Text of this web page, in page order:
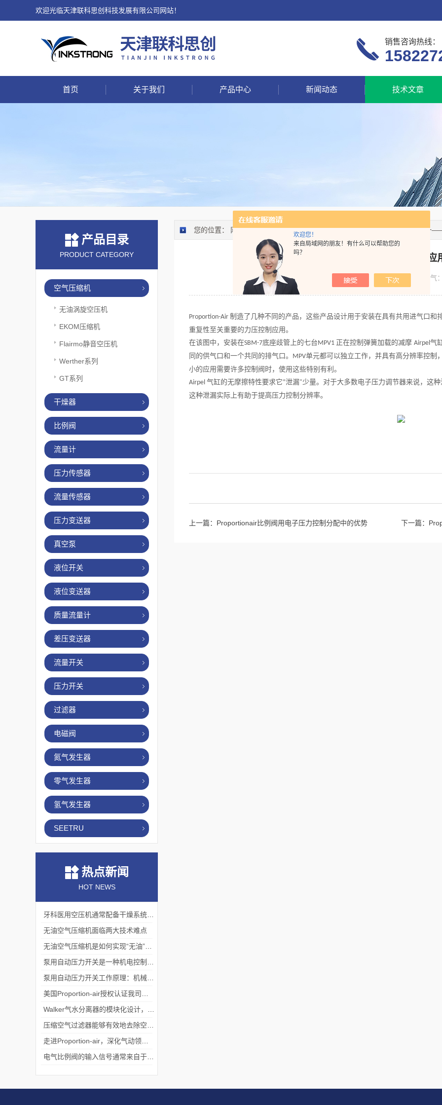
欢迎您！
来自局域网的朋友！有什么可以帮助您的
吗？
欢迎光临天津联科思创科技发展有限公司网站！
销售咨询热线：
首页 关于我们 产品中心 新闻动态 技术文章
产品目录
PRODUCT CATEGORY
空气压缩机
无油涡旋空压机
EKOM压缩机
Flairmo静音空压机
Werther系列
GT系列
干燥器
比例阀
流量计
压力传感器
流量传感器
压力变送器
真空泵
液位开关
液位变送器
质量流量计
差压变送器
流量开关
压力开关
过滤器
电磁阀
氮气发生器
零气发生器
氢气发生器
SEETRU
热点新闻
HOT NEWS
无油空气压缩机面临两大技术难点
您的位置： 网站首页>技术文章> Proportionair比例阀在半导体行业应用之一
Proportionair比例阀在半导体行业
发布日期： 2022-05-18 浏览人气：
Proportion-Air 制造了几种不同的产品，这些产品设计用于安装在具有共用进气口和
重复性至关重要的力压控制应用。
在该图中，安装在SBM-7底座歧管上的七台MPV1 正在控制弹簧加载的减摩 Airpel气
同的供气口和一个共同的排气口。 MPV单元都可以独立工作，并具有高分辨率控制
小的应用需要许多控制阀时，使用这些特别有利。
Airpel 气缸的无摩擦特性要求它“泄漏"少量。对于大多数电子压力调节器来说，这
这种泄漏实际上有助于提高压力控制分辨率。
上一篇： Proportionair比例阀用电子压力控制分配中的优势 下一篇：